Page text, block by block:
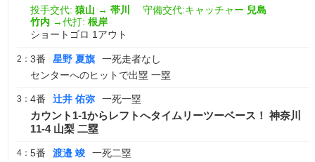
投手交代: 猿山 → 帯川 守備交代:キャッチャー 兒島
竹内 →代打: 根岸
ショートゴロ 1アウト
2： 3番 星野 夏旗
一死走者なし
センターへのヒットで出塁 一塁
3： 4番 辻井 佑弥 一死一塁
カウント1-1からレフトへタイムリーツーベース！ 神奈川
11-4 山梨 二塁
4： 5番 渡邉 竣
一死二塁